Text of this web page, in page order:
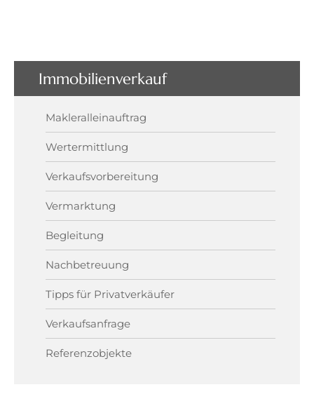
Immobilienverkauf
Makleralleinauftrag
Wertermittlung
Verkaufsvorbereitung
Vermarktung
Begleitung
Nachbetreuung
Tipps für Privatverkäufer
Verkaufsanfrage
Referenzobjekte